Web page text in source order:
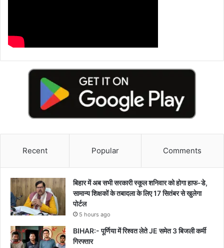
Recent Popular Comments
बिहार में अब सभी सरकारी स्कूल शनिवार को होगा हाफ-डे,
सामान्य शिक्षकों के तबादला के लिए 17 सितंबर से खुलेगा
पोर्टल
5 hours ago
BIHAR:- पूर्णिया में रिश्वत लेते JE समेत 3 बिजली कर्मी
गिरफ्तार